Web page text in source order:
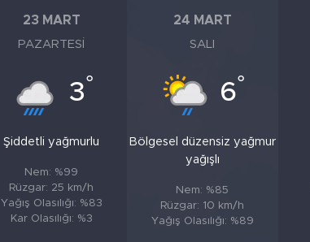
23 MART
PAZARTESI
3°
Şiddetli yağmurlu
Nem: %99
Rüzgar: 25 km/h
Yağış Olasılığı: %83
Kar Olasılığı: %3
24 MART
SALI
6°
Bölgesel düzensiz yağmur
yağışlı
Nem: %85
Rüzgar: 10 km/h
Yağış Olasılığı: %89